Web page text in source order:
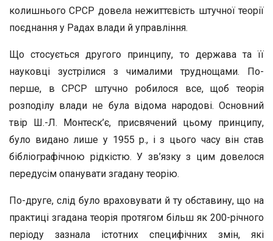
колишнього СРСР довела нежиттєвість штучної теорії
поєднання у Радах влади й управління.
Що стосується другого принципу, то держава та її
науковці зустрілися з чималими труднощами. По-
перше, в СРСР штучно робилося все, щоб теорія
розподілу влади не була відома народові. Основний
твір Ш.-Л. Монтеск’є, присвячений цьому принципу,
було видано лише у 1955 р., і з цього часу він став
бібліографічною рідкістю. У зв’язку з цим довелося
передусім опанувати згадану теорію.
По-друге, слід було враховувати й ту обставину, що на
практиці згадана теорія протягом більш як 200-річного
періоду зазнала істотних специфічних змін, які